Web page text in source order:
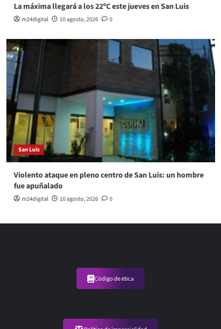
La máxima llegará a los 22ºC este jueves en San Luis
m24digital 10 agosto, 2026 0
San Luis
Violento ataque en pleno centro de San Luis: un hombre
fue apuñalado
m24digital 10 agosto, 2026 0
Código de ética